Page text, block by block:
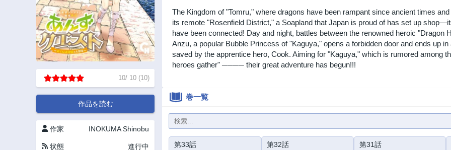
10/ 10 (10)
作品を読む
作家 INOKUMA Shinobu
状態 進行中
The Kingdom of "Tomru," where dragons have been rampant since ancient times
its remote "Rosenfield District," a Soapland that Japan is proud of has set up
have been connected! Day and night, battles between the renowned heroic "Dragon
Anzu, a popular Bubble Princess of "Kaguya," opens a forbidden door and ends up
saved by the apprentice hero, Cook. Aiming for "Kaguya," which is rumored among
heroes gather" ──── their great adventure has begun!!!
巻一覧
第33話 第32話 第31話